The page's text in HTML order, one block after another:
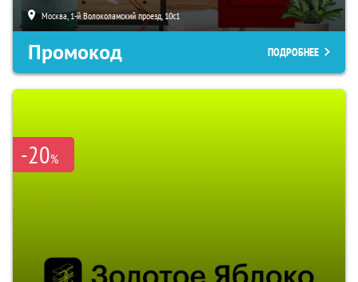
Москва, 1-й Волоколамский проезд, 10с1
Промокод ПОДРОБНЕЕ
-20%